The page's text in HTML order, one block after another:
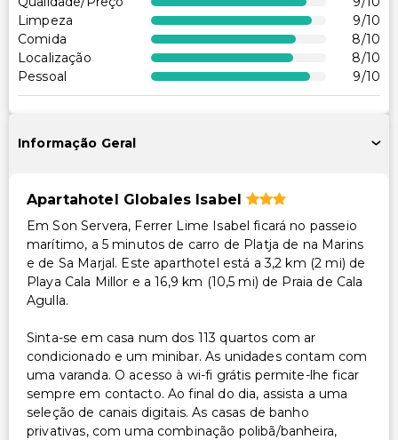
Outros serviços
Cofre na recepção
Equipa multilíngue
Aluguer de bicicletas no local
Serviço de lavanderia/lavagem a seco
Limpeza
9/10
Comida
8/10
Localização
8/10
Pessoal
9/10
Informação Geral
Apartahotel Globales Isabel
Em Son Servera, Ferrer Lime Isabel ficará no passeio
marítimo, a 5 minutos de carro de Platja de na Marins
e de Sa Marjal. Este aparthotel está a 3,2 km (2 mi) de
Playa Cala Millor e a 16,9 km (10,5 mi) de Praia de Cala
Agulla.
Sinta-se em casa num dos 113 quartos com ar
condicionado e um minibar. As unidades contam com
uma varanda. O acesso à wi-fi grátis permite-lhe ficar
sempre em contacto. Ao final do dia, assista a uma
seleção de canais digitais. As casas de banho
privativas, com uma combinação polibã/banheira,